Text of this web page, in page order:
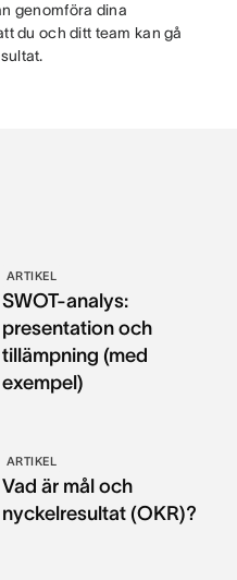
genomföra dina
du och ditt team kan gå
ARTIKEL
SWOT-analys:
presentation och
tillämpning (med
exempel)
ARTIKEL
Vad är mål och
nyckelresultat (OKR)?